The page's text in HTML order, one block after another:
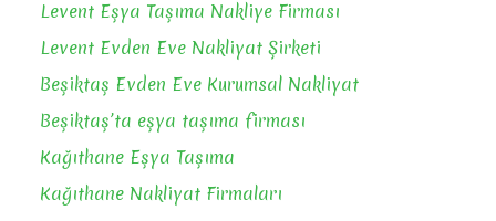
Levent Eşya Taşıma Nakliye Firması
Levent Evden Eve Nakliyat Şirketi
Beşiktaş Evden Eve Kurumsal Nakliyat
Beşiktaş’ta eşya taşıma firması
Kağıthane Eşya Taşıma
Kağıthane Nakliyat Firmaları